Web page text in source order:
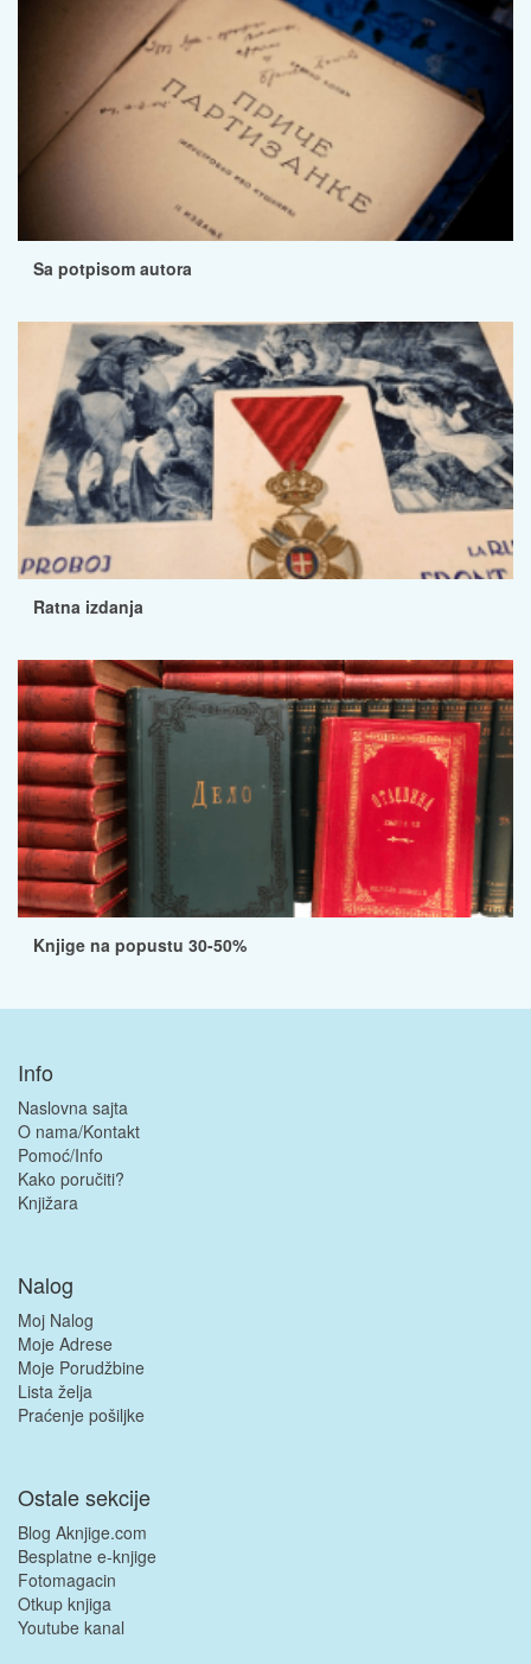
Sa potpisom autora
Ratna izdanja
Knjige na popustu 30-50%
Info
Naslovna sajta
O nama/Kontakt
Pomoć/Info
Kako poručiti?
Knjižara
Nalog
Moj Nalog
Moje Adrese
Moje Porudžbine
Lista želja
Praćenje pošiljke
Ostale sekcije
Blog Aknjige.com
Besplatne e-knjige
Fotomagacin
Otkup knjiga
Youtube kanal